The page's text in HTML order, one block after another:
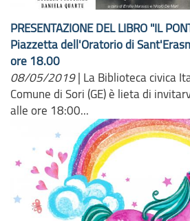
PRESENTAZIONE DEL LIBRO "IL
Piazzetta dell'Oratorio di
ore 18.00
08/05/2019 | La Biblioteca civica
Comune di Sori (GE) è lieta di
alle ore 18:00...